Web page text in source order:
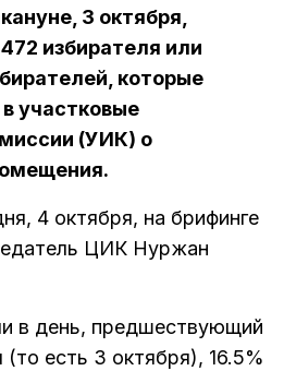
3 октября,
избирателя или
которые
участковые
(УИК) о
4 октября, на брифинге
ЦИК Нуржан
в день, предшествующий
есть 3 октября), 16.5%